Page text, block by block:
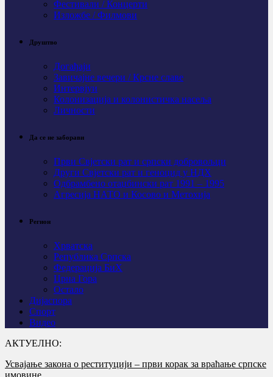
Фестивали / Концерти
Изложбе / Филмови
Друштво
Догађаји
Завичајне вечери / Крсне славе
Интервјуи
Колонизација и колонистичка насеља
Личности
Да се не заборави
Први Свјeтски рат и српски добровољци
Други Свјетски рат и геноцид у НДХ
Одбрамбено отаџбински рат 1991 – 1995
Агресија НАТО и Косово и Метохија
Регион
Хрватска
Република Српска
Федерација БиХ
Црна Гора
Остало
Дијаспора
Спорт
Видео
АКТУЕЛНО:
Изашао 125. број листа Српско коло